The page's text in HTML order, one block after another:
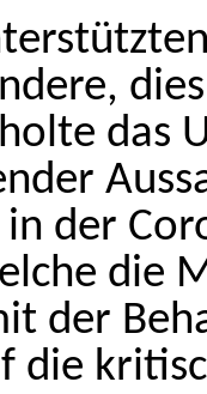
das
der
die
der
die